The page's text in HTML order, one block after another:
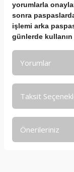
yorumlarla
sonra
işlemi arka
günlerde kullanın
Yorumlar
Taksit
Önerileriniz